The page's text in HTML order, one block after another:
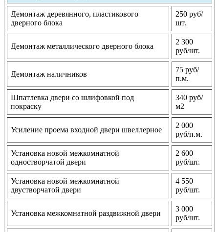
Демонтаж деревянного, пластикового
дверного блока
250 руб/
шт.
Демонтаж металлического дверного блока
2 300
руб/шт.
Демонтаж наличников
75 руб/
п.м.
Шпатлевка двери со шлифовкой под
покраску
340 руб/
м2
Усиление проема входной двери швеллерное
2 000
руб/п.м.
Установка новой межкомнатной
одностворчатой двери
2 600
руб/шт.
Установка новой межкомнатной
двустворчатой двери
4 550
руб/шт.
Установка межкомнатной раздвижной двери
3 000
руб/шт.